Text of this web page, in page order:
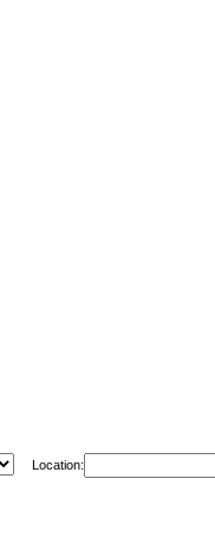
Location: